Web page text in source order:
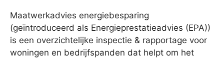
Maatwerkadvies energiebesparing
(geïntroduceerd als Energieprestatieadvies (EPA))
is een overzichtelijke inspectie & rapportage voor
woningen en bedrijfspanden dat helpt om het